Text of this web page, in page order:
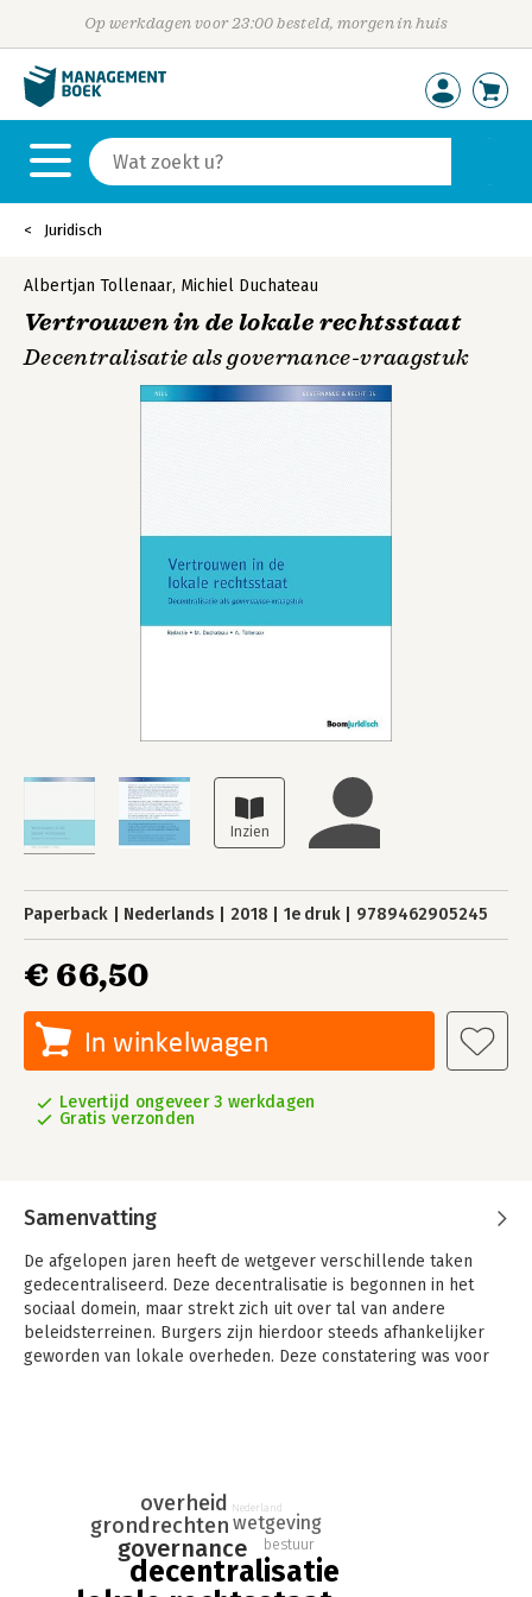
Op werkdagen voor 23:00 besteld, morgen in huis
Juridisch
Albertjan Tollenaar, Michiel Duchateau
Vertrouwen in de lokale rechtsstaat
Decentralisatie als governance-vraagstuk
Paperback Nederlands 2018 1e druk 9789462905245
€ 66,50
In winkelwagen
Levertijd ongeveer 3 werkdagen
Gratis verzonden
Samenvatting
De afgelopen jaren heeft de wetgever verschillende taken
gedecentraliseerd. Deze decentralisatie is begonnen in het
sociaal domein, maar strekt zich uit over tal van andere
beleidsterreinen. Burgers zijn hierdoor steeds afhankelijker
geworden van lokale overheden. Deze constatering was voor
beslissingen te nemen die horen bij deze decentralisatie? En in
hoeverre zijn verschillen tussen gemeenten aanvaardbaar?
Deze bundel gaat over de ‘lokale rechtsstaat’. Uiteindelijk leidt
decentralisatie tot een governancevraagstuk: gemeenten
decentralisatie
governance
grondrechten
overheid
wetgeving
bestuur
Nederland